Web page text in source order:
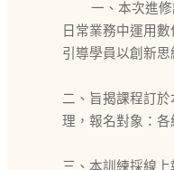
一、本次進
日常業務中運用
引導學員以創新
二、旨揭課程訂
理，報名對象：
三、本訓練採線